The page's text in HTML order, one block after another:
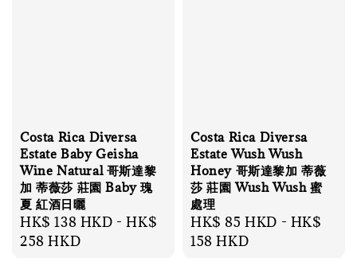
Costa Rica Diversa
Estate Baby Geisha
Wine Natural 哥斯達黎
加 蒂薇莎 莊園 Baby 瑰
夏 紅酒日曬
Regular
price
HK$ 138 HKD -HK$
258 HKD
Costa Rica Diversa
Estate Wush Wush
Honey 哥斯達黎加 蒂薇
莎 莊園 Wush Wush 蜜
處理
Regular
price
HK$ 85 HKD - HK$
158 HKD